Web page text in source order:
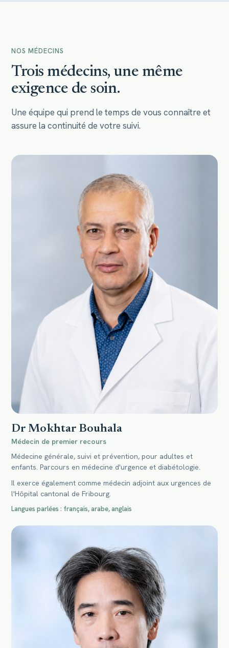
NOS MÉDECINS
Trois médecins, une même
exigence de soin.
Une équipe qui prend le temps de vous connaître et
assure la continuité de votre suivi.
Dr Mokhtar Bouhala
Médecin de premier recours
Médecine générale, suivi et prévention, pour adultes et
enfants. Parcours en médecine d'urgence et diabétologie.
Il exerce également comme médecin adjoint aux urgences de
l'Hôpital cantonal de Fribourg.
Langues parlées : français, arabe, anglais